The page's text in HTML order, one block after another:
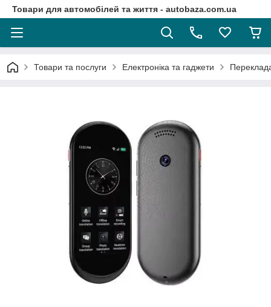
Товари для автомобілей та життя - autobaza.com.ua
Товари та послуги Електроніка та гаджети